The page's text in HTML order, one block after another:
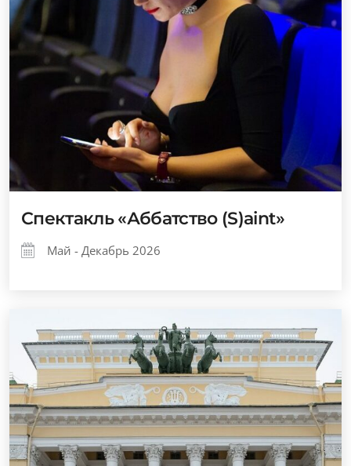
Спектакль «Аббатство (S)aint»
Май - Декабрь 2026